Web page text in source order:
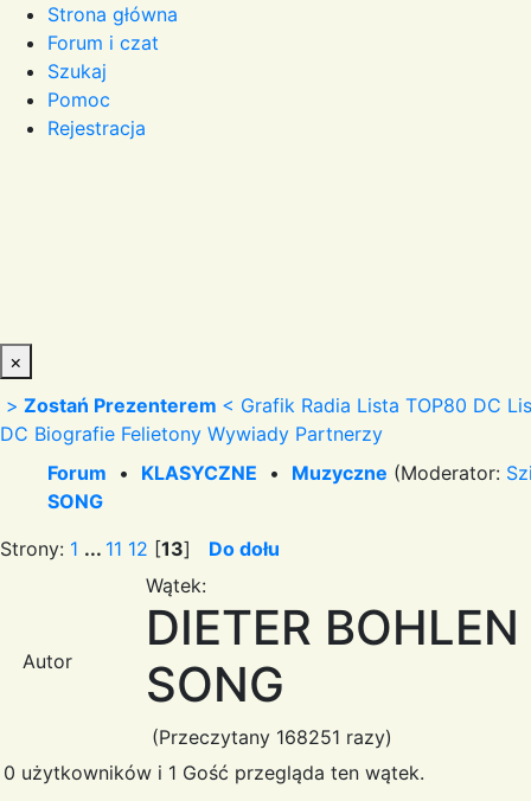
Strona główna
Forum i czat
Szukaj
Pomoc
Rejestracja
×
> Zostań Prezenterem < Grafik Radia Lista TOP80 DC
DC Biografie Felietony Wywiady Partnerzy
Forum • KLASYCZNE • Muzyczne (Moderator:
SONG
Strony: 1 ... 11 12 [13] Do dołu
Autor
Wątek:
DIETER
SONG
(Przeczytany 168251 razy)
0 użytkowników i 1 Gość przegląda ten wątek.